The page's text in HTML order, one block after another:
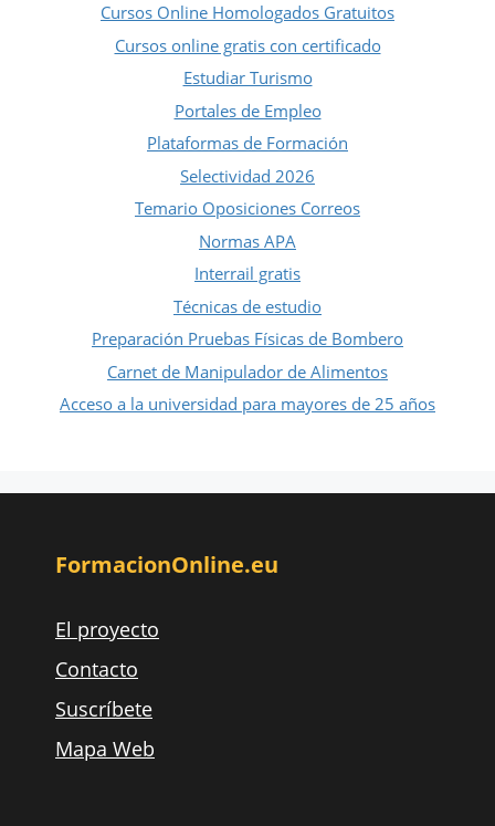
Cursos Online Homologados Gratuitos
Cursos online gratis con certificado
Estudiar Turismo
Portales de Empleo
Plataformas de Formación
Selectividad 2026
Temario Oposiciones Correos
Normas APA
Interrail gratis
Técnicas de estudio
Preparación Pruebas Físicas de Bombero
Carnet de Manipulador de Alimentos
Acceso a la universidad para mayores de 25 años
FormacionOnline.eu
El proyecto
Contacto
Suscríbete
Mapa Web